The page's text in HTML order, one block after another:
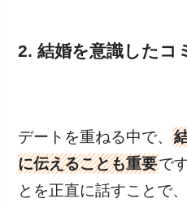
2. 結婚を意識したコ
デートを重ねる中で、
に伝えることも重要で
とを正直に話すことで